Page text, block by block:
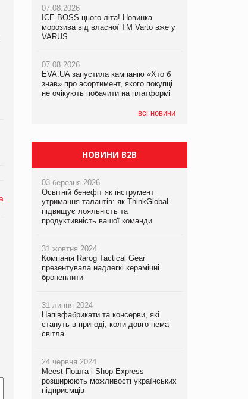
07.08.2026
ICE BOSS цього літа! Новинка
морозива від власної ТМ Varto вже у
VARUS
07.08.2026
EVA.UA запустила кампанію «Хто б
знав» про асортимент, якого покупці
не очікують побачити на платформі
всі новини
06.08.2026
Смачна новинка для хвостатих: у
VARUS з’явилися паучі Varto Paw
05.08.2026
Мережа супермаркетів VARUS купує
мережу магазинів формату
компанія налічуватиме 374 магазини
07.08.2026
Франція заборонила рекламні дзвінки
НОВИНИ B2B
03 березня 2026
Освітній бенефіт як інструмент
утримання талантів: як ThinkGlobal
підвищує лояльність та
продуктивність вашої команди
31 жовтня 2024
Компанія Rarog Tactical Gear
презентувала надлегкі керамічні
бронеплити
31 липня 2024
Напівфабрикати та консерви, які
стануть в пригоді, коли довго нема
світла
24 червня 2024
Meest Пошта і Shop-Express
розширюють можливості українських
підприємців